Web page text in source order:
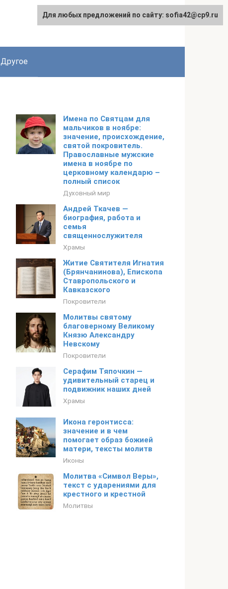
Другое
Имена по Святцам для
мальчиков в ноябре:
значение, происхождение,
святой покровитель.
Православные мужские
имена в ноябре по
церковному календарю –
полный список
Духовный мир
Андрей Ткачев —
биография, работа и
семья
священнослужителя
Храмы
Житие Святителя Игнатия
(Брянчанинова), Епископа
Ставропольского и
Кавказского
Покровители
Молитвы святому
благоверному Великому
Князю Александру
Невскому
Покровители
Серафим Тяпочкин —
удивительный старец и
подвижник наших дней
Храмы
Икона геронтисса:
значение и в чем
помогает образ божией
матери, тексты молитв
Иконы
Молитва «Символ Веры»,
текст с ударениями для
крестного и крестной
Молитвы
Для любых предложений по сайту: sofia42@cp9.ru